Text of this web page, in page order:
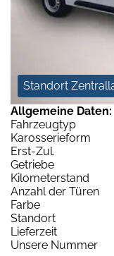
Standort
Allgemeine Daten:
Fahrzeugtyp
Karosserieform
Erst-Zul.
Getriebe
Kilometerstand
Anzahl der Türen
Farbe
Standort
Lieferzeit
Unsere Nummer